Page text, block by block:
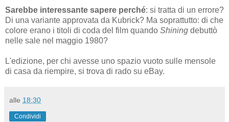
Sarebbe interessante sapere perché: si tratta di un errore?
Di una variante approvata da Kubrick? Ma soprattutto: di che
colore erano i titoli di coda del film quando Shining debuttò
nelle sale nel maggio 1980?
L'edizione, per chi avesse uno spazio vuoto sulle mensole
di casa da riempire, si trova di rado su eBay.
alle 18:30
Condividi